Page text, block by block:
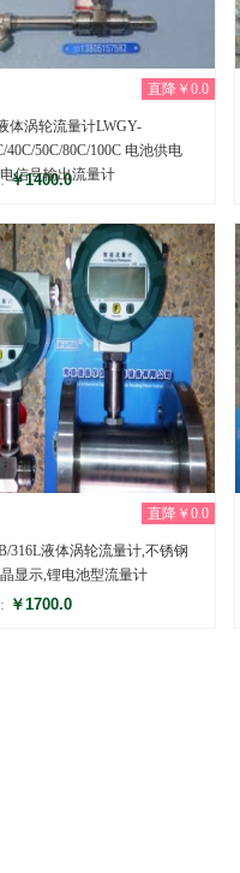
直降￥0.0
体涡轮流量计LWGY-
40C/50C/80C/100C 电池供电
信号输出流量计
￥1400.0
(0)
直降￥0.0
316L液体涡轮流量计,不锈钢
显示,锂电池型流量计
￥1700.0